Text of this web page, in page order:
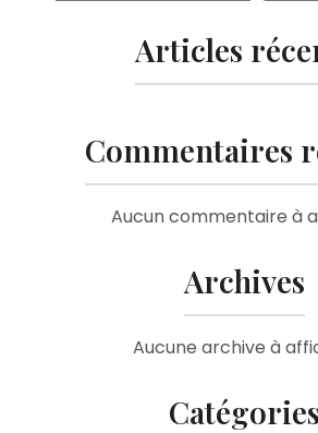
Articles
Commentaires
Aucun commentaire à
Archives
Aucune archive à
Catégories